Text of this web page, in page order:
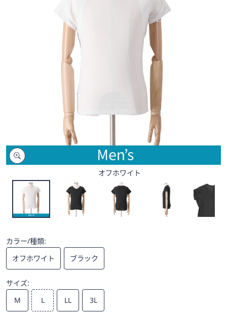
ス
で
左
ス
イ
プ
し
閲
覧
で
オフホワイト
カラー/種類:
オフホワイト
ブラック
サイズ:
M
L LL 3L